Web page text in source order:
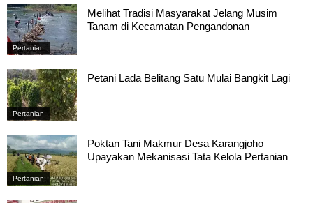
Pertanian
Melihat Tradisi Masyarakat Jelang Musim
Tanam di Kecamatan Pengandonan
Pertanian
Petani Lada Belitang Satu Mulai Bangkit Lagi
Pertanian
Poktan Tani Makmur Desa Karangjoho
Upayakan Mekanisasi Tata Kelola Pertanian